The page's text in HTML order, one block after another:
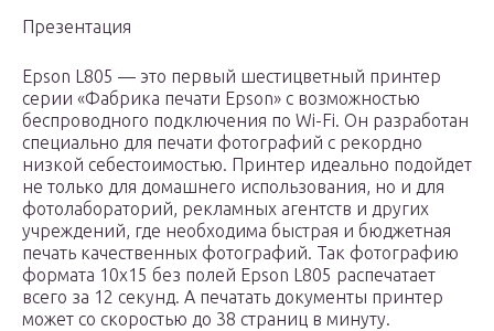
Презентация
Epson L805 — это первый шестицветный принтер
серии «Фабрика печати Epson» с возможностью
беспроводного подключения по Wi-Fi. Он разработан
специально для печати фотографий с рекордно
низкой себестоимостью. Принтер идеально подойдет
не только для домашнего использования, но и для
фотолабораторий, рекламных агентств и других
учреждений, где необходима быстрая и бюджетная
печать качественных фотографий. Так фотографию
формата 10х15 без полей Epson L805 распечатает
всего за 12 секунд. А печатать документы принтер
может со скоростью до 38 страниц в минуту.